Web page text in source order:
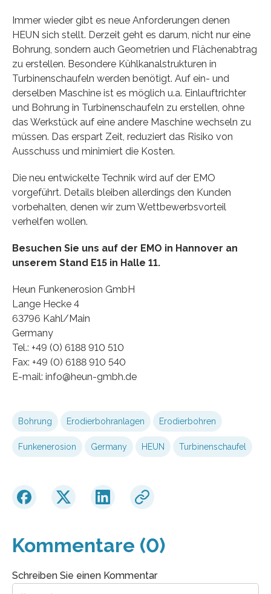
Immer wieder gibt es neue Anforderungen denen
HEUN sich stellt. Derzeit geht es darum, nicht nur eine
Bohrung, sondern auch Geometrien und Flächenabtrag
zu erstellen. Besondere Kühlkanalstrukturen in
Turbinenschaufeln werden benötigt. Auf ein- und
derselben Maschine ist es möglich u.a. Einlauftrichter
und Bohrung in Turbinenschaufeln zu erstellen, ohne
das Werkstück auf eine andere Maschine wechseln zu
müssen. Das erspart Zeit, reduziert das Risiko von
Ausschuss und minimiert die Kosten.
Die neu entwickelte Technik wird auf der EMO
vorgeführt. Details bleiben allerdings den Kunden
vorbehalten, denen wir zum Wettbewerbsvorteil
verhelfen wollen.
Besuchen Sie uns auf der EMO in Hannover an
unserem Stand E15 in Halle 11.
Heun Funkenerosion GmbH
Lange Hecke 4
63796 Kahl/Main
Germany
Tel.: +49 (0) 6188 910 510
Fax: +49 (0) 6188 910 540
E-mail: info@heun-gmbh.de
Bohrung Erodierbohranlagen Erodierbohren
Funkenerosion Germany HEUN Turbinenschaufel
Kommentare (0)
Schreiben Sie einen Kommentar